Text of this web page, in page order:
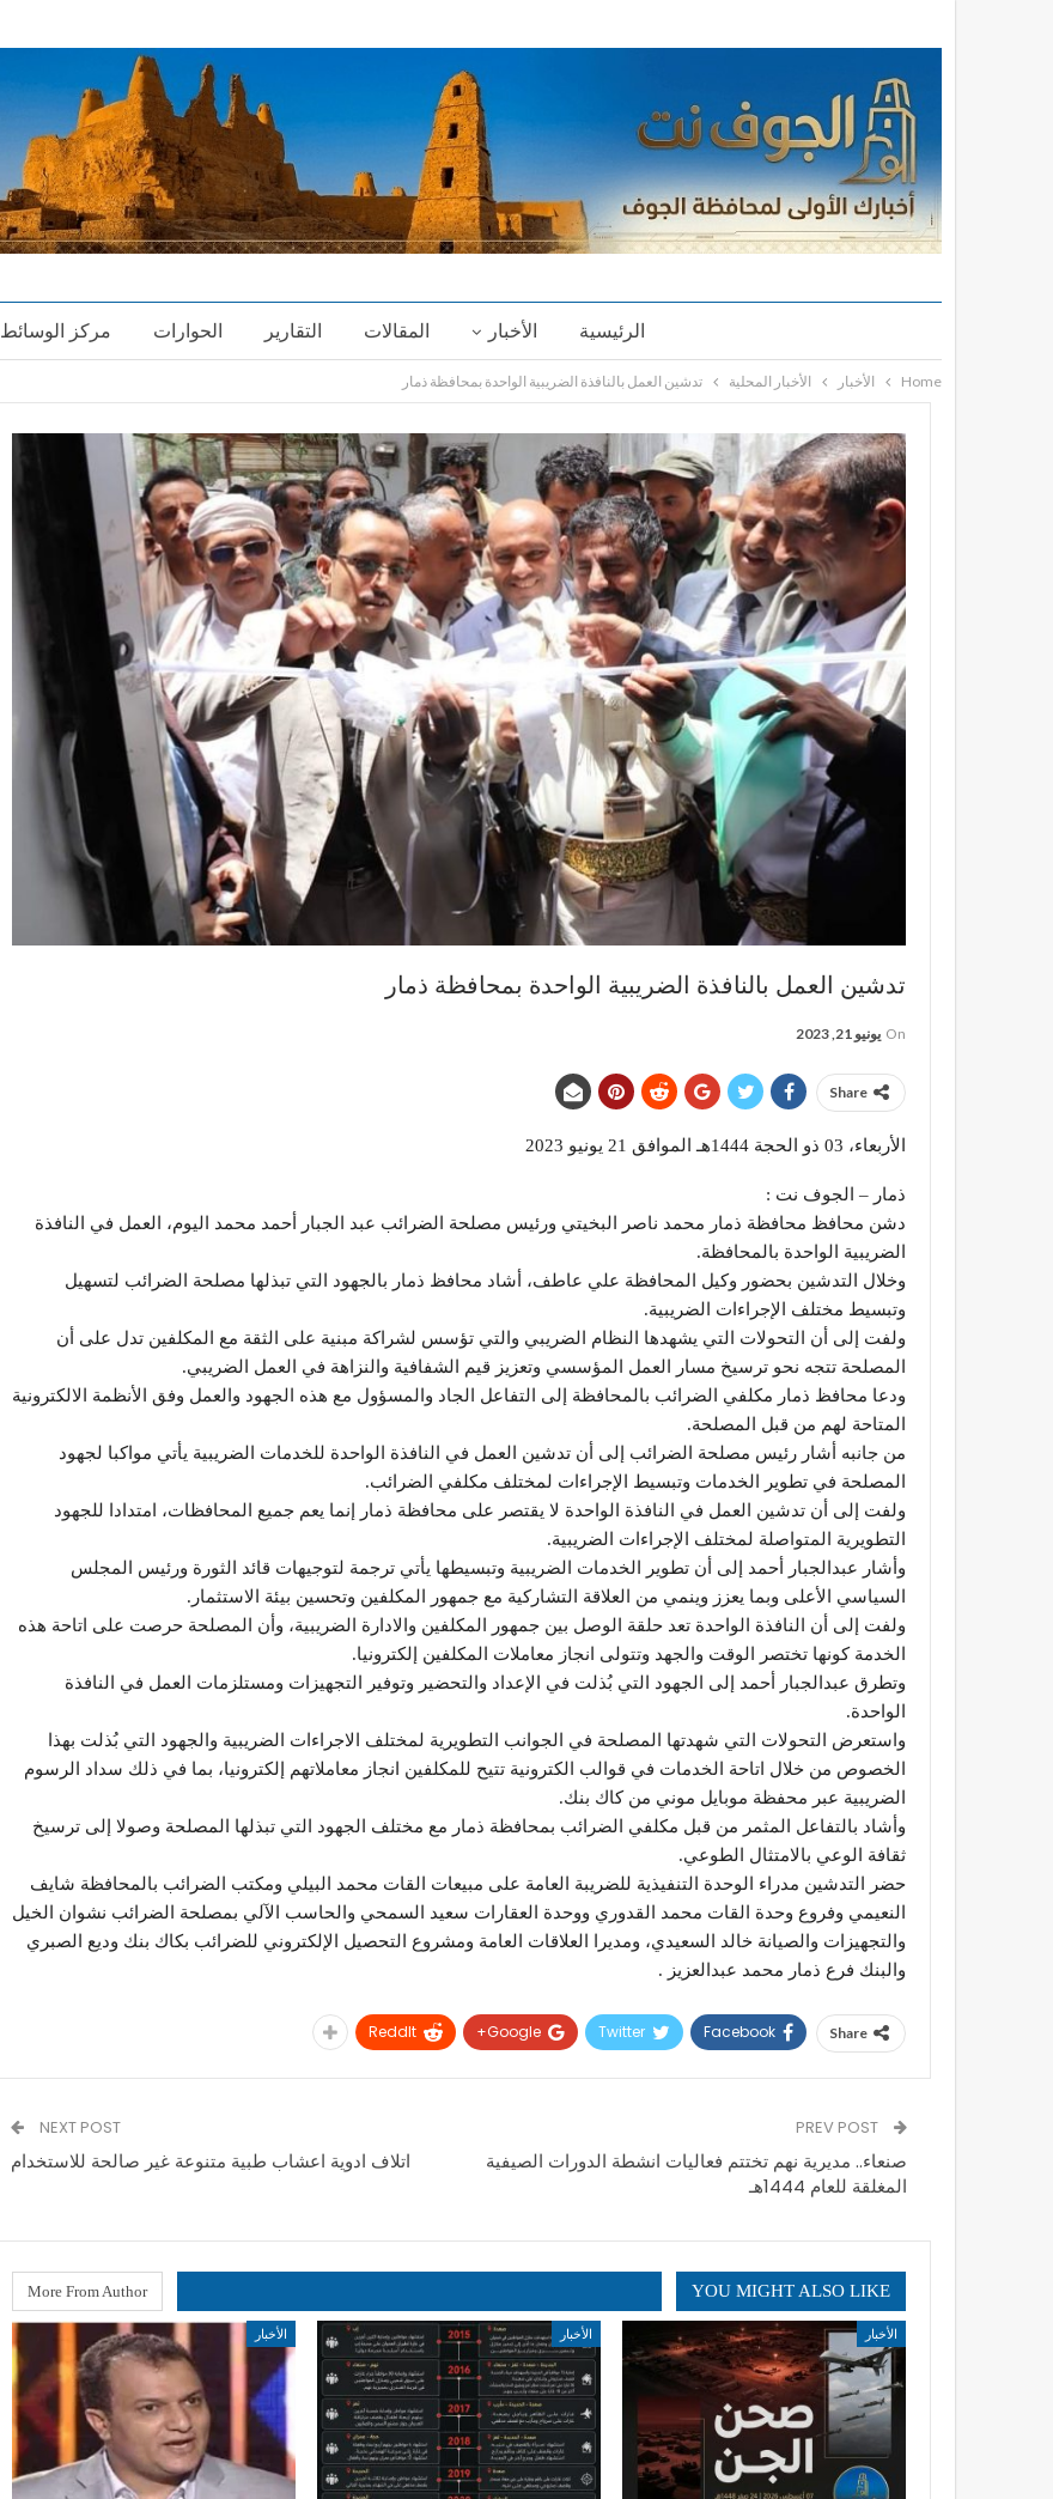
الرئيسية الأخبار المقالات التقارير الحوارات مركز الوسائط
Home الأخبار الأخبار المحلية تدشين العمل بالنافذة الضريبية الواحدة بمحافظة ذمار
تدشين العمل بالنافذة الضريبية الواحدة بمحافظة ذمار
On يونيو 21, 2023
Share
الأربعاء، 03 ذو الحجة 1444هـ الموافق 21 يونيو 2023
ذمار – الجوف نت :
دشن محافظ محافظة ذمار محمد ناصر البخيتي ورئيس مصلحة الضرائب عبد الجبار أحمد محمد اليوم، العمل في النافذة
الضريبية الواحدة بالمحافظة.
وخلال التدشين بحضور وكيل المحافظة علي عاطف، أشاد محافظ ذمار بالجهود التي تبذلها مصلحة الضرائب لتسهيل
وتبسيط مختلف الإجراءات الضريبية.
ولفت إلى أن التحولات التي يشهدها النظام الضريبي والتي تؤسس لشراكة مبنية على الثقة مع المكلفين تدل على أن
المصلحة تتجه نحو ترسيخ مسار العمل المؤسسي وتعزيز قيم الشفافية والنزاهة في العمل الضريبي.
ودعا محافظ ذمار مكلفي الضرائب بالمحافظة إلى التفاعل الجاد والمسؤول مع هذه الجهود والعمل وفق الأنظمة الالكترونية
المتاحة لهم من قبل المصلحة.
من جانبه أشار رئيس مصلحة الضرائب إلى أن تدشين العمل في النافذة الواحدة للخدمات الضريبية يأتي مواكبا لجهود
المصلحة في تطوير الخدمات وتبسيط الإجراءات لمختلف مكلفي الضرائب.
ولفت إلى أن تدشين العمل في النافذة الواحدة لا يقتصر على محافظة ذمار إنما يعم جميع المحافظات، امتدادا للجهود
التطويرية المتواصلة لمختلف الإجراءات الضريبية.
وأشار عبدالجبار أحمد إلى أن تطوير الخدمات الضريبية وتبسيطها يأتي ترجمة لتوجيهات قائد الثورة ورئيس المجلس
السياسي الأعلى وبما يعزز وينمي من العلاقة التشاركية مع جمهور المكلفين وتحسين بيئة الاستثمار.
ولفت إلى أن النافذة الواحدة تعد حلقة الوصل بين جمهور المكلفين والادارة الضريبية، وأن المصلحة حرصت على اتاحة هذه
الخدمة كونها تختصر الوقت والجهد وتتولى انجاز معاملات المكلفين إلكترونيا.
وتطرق عبدالجبار أحمد إلى الجهود التي بُذلت في الإعداد والتحضير وتوفير التجهيزات ومستلزمات العمل في النافذة
الواحدة.
واستعرض التحولات التي شهدتها المصلحة في الجوانب التطويرية لمختلف الاجراءات الضريبية والجهود التي بُذلت بهذا
الخصوص من خلال اتاحة الخدمات في قوالب الكترونية تتيح للمكلفين انجاز معاملاتهم إلكترونيا، بما في ذلك سداد الرسوم
الضريبية عبر محفظة موبايل موني من كاك بنك.
وأشاد بالتفاعل المثمر من قبل مكلفي الضرائب بمحافظة ذمار مع مختلف الجهود التي تبذلها المصلحة وصولا إلى ترسيخ
ثقافة الوعي بالامتثال الطوعي.
حضر التدشين مدراء الوحدة التنفيذية للضريبة العامة على مبيعات القات محمد البيلي ومكتب الضرائب بالمحافظة شايف
النعيمي وفروع وحدة القات محمد القدوري ووحدة العقارات سعيد السمحي والحاسب الآلي بمصلحة الضرائب نشوان الخيل
والتجهيزات والصيانة خالد السعيدي، ومديرا العلاقات العامة ومشروع التحصيل الإلكتروني للضرائب بكاك بنك وديع الصبري
والبنك فرع ذمار محمد عبدالعزيز .
Share
Facebook
Twitter
Google+
ReddIt
صنعاء.. مديرية نهم تختتم فعاليات انشطة الدورات الصيفية
المغلقة للعام 1444هـ
NEXT POST
اتلاف ادوية اعشاب طبية متنوعة غير صالحة للاستخدام
YOU MIGHT ALSO LIKE
More From Author
الأخبار الأخبار الأخبار